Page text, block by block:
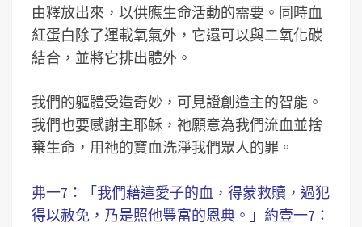
由釋放出來，以供應生命活動的需要。同時血
紅蛋白除了運載氧氣外，它還可以與二氧化碳
結合，並將它排出體外。
我們的軀體受造奇妙，可見證創造主的智能。
我們也要感謝主耶穌，祂願意為我們流血並捨
棄生命，用祂的寶血洗淨我們眾人的罪。
弗一7：「我們藉這愛子的血，得蒙救贖，過犯
得以赦免，乃是照他豐富的恩典。」約壹一7：